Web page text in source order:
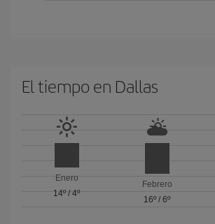
El tiempo en Dallas
Enero
14º/4º
Febrero
16º / 6º